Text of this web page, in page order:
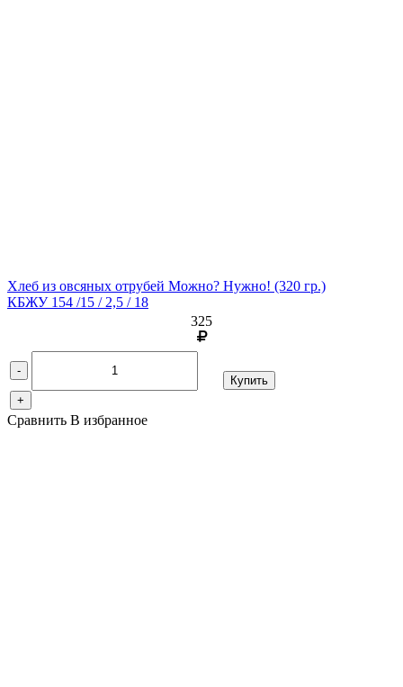
Хлеб из овсяных отрубей Можно? Нужно! (320 гр.)
КБЖУ 154 /15 / 2,5 / 18
325
-
+
Купить
Сравнить В избранное